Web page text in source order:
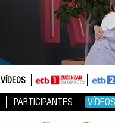
VÍDEOS
PARTICIPANTES VÍDEOS